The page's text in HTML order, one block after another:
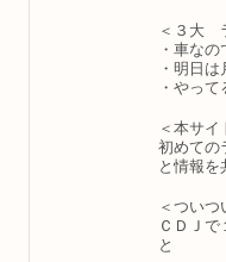
＜３大
・車な
・明日は
・やっ
＜本サイ
初めての
と情報を
＜ついつ
ＣＤＪ
と